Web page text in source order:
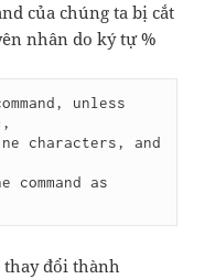
của chúng ta bị cắt
nhân do ký tự %
unless
characters, and
as
thay đổi thành